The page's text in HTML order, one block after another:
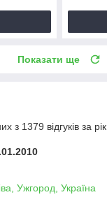
Показати ще
з 1379 відгуків за рік
Ужгород, Україна